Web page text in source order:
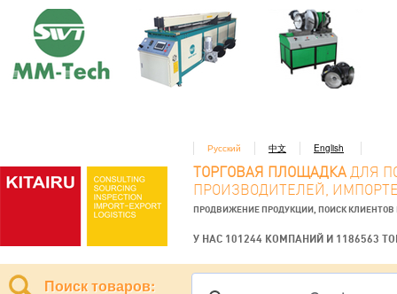
Русский 中文 English
ТОРГОВАЯ ПЛОЩАДКА ДЛЯ
ПРОИЗВОДИТЕЛЕЙ,
ПРОДВИЖЕНИЕ ПРОДУКЦИИ, ПОИСК КЛИЕНТОВ
У НАС 101244 КОМПАНИЙ И 1186563
Поиск товаров: